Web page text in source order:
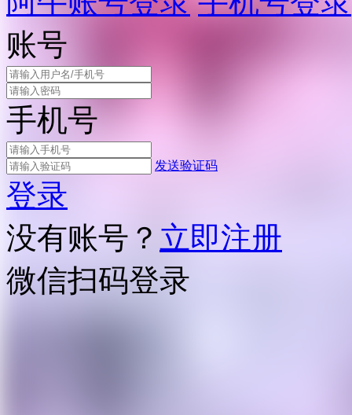
账号
手机号
发送验证码
登录
没有账号？ 立即注册
微信扫码登录